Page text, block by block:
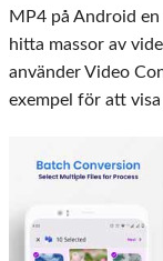
MP4 på Android
hitta massor av
använder Video
exempel för att